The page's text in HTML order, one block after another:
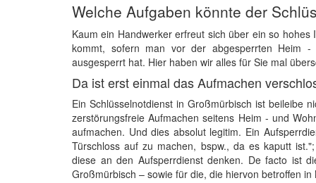
Welche Aufgaben könnte der
Kaum ein Handwerker erfreut sich über ein so
kommt, sofern man vor der abgesperrten Heim
ausgesperrt hat. Hier haben wir alles für Sie mal
Da ist erst einmal das Aufmachen
Ein Schlüsselnotdienst in Großmürbisch ist beileibe
zerstörungsfreie Aufmachen seitens Heim - und
aufmachen. Und dies absolut legitim. Ein
Türschloss auf zu machen, bspw., da es kaputt
diese an den Aufsperrdienst denken. De facto ist
Großmürbisch – sowie für die, die hiervon betroffen